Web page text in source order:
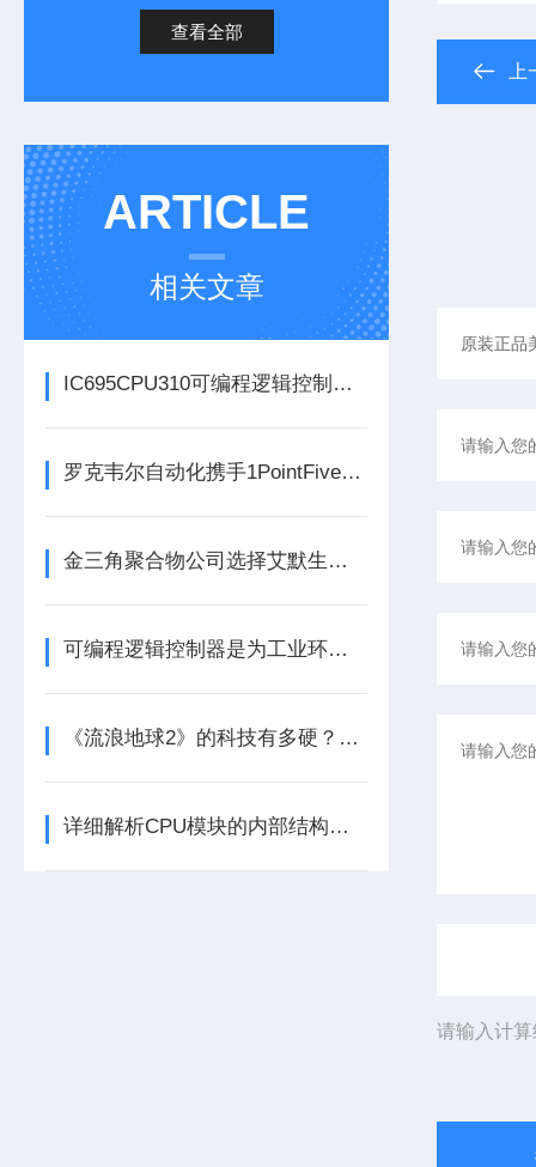
查看全部
ARTICLE
相关文章
IC695CPU310可编程逻辑控制器在各行业中具体应用分享
罗克韦尔自动化携手1PointFive 签署直接空气捕获碳去除信用协议
金三角聚合物公司选择艾默生为其新建工厂提供设备数字自动化技术以及软件
可编程逻辑控制器是为工业环境设计的数字运算控制系统
《流浪地球2》的科技有多硬？工业移动机器人首登大银幕
详细解析CPU模块的内部结构及其功能
请输入计